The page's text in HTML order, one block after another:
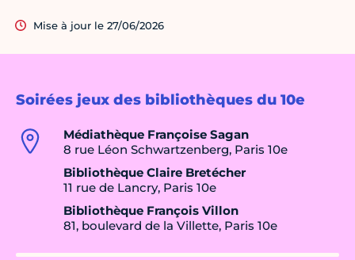
Soirées jeux des bibliothèques du 10e
Médiathèque Françoise Sagan
8 rue Léon Schwartzenberg, Paris 10e
Bibliothèque Claire Bretécher
11 rue de Lancry, Paris 10e
Bibliothèque François Villon
81, boulevard de la Villette, Paris 10e
Mise à jour le 27/06/2026